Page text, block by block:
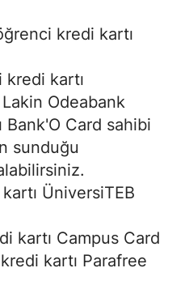
kredi kartı
kartı
Odeabank
Bank'O Card sahibi
sunduğu
ÜniversiTEB
kartı Campus Card
kartı Parafree